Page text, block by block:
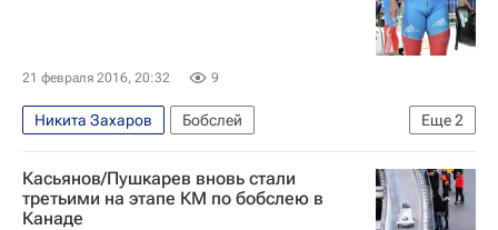
21 февраля 2016, 20:32 9
Еще2
Никита Захаров
Бобслей
Чемпионат мира-2016 по бобслею и скелетону, Австрия, 12-21 февраля
Чемпионат мира по бобслею и скелетону
Касьянов/Пушкарев вновь стали
третьими на этапе КМ по бобслею в
Канаде